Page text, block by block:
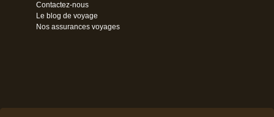
Contactez-nous
Le blog de voyage
Nos assurances voyages